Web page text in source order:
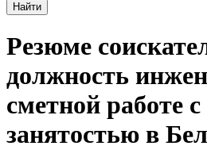
Найти
Резюме
должность
сметной работе
занятостью в